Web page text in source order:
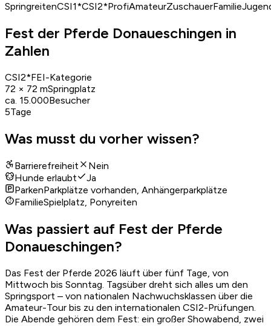
SpringreitenCSI1*CSI2*ProfiAmateurZuschauerFamilie
Fest der Pferde Donaueschingen in
Zahlen
CSI2*FEI-Kategorie
72 × 72 mSpringplatz
ca. 15.000Besucher
5Tage
Was musst du vorher wissen?
Barrierefreiheit
Nein
Hunde erlaubt
Ja
ParkenParkplätze vorhanden, Anhängerparkplätze
FamilieSpielplatz, Ponyreiten
Was passiert auf Fest der Pferde
Donaueschingen?
Das Fest der Pferde 2026 läuft über fünf Tage, von
Mittwoch bis Sonntag. Tagsüber dreht sich alles um den
Springsport – von nationalen Nachwuchsklassen über die
Amateur-Tour bis zu den internationalen CSI2-Prüfungen.
Die Abende gehören dem Fest: ein großer Showabend, zwei